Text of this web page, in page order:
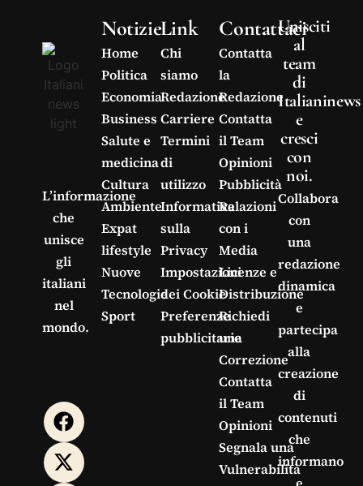
L’informazione
che
unisce
gli
italiani
nel
mondo.
Notizie
Home
Politica
Economia
Business
Salute e
medicina
Cultura
Ambiente
Expat
lifestyle
Nuove
Tecnologie
Sport
Link
Chi
siamo
Redazione
Carriere
Termini
di
utilizzo
Informativa
sulla
Privacy
Impostazioni
dei Cookie
Preferenze
pubblicitarie
Contattaci
Contatta
la
Redazione
Contatta
il Team
Opinioni
Pubblicità
Relazioni
con i
Media
Licenze e
Distribuzione
Richiedi
una
Correzione
Contatta
il Team
Opinioni
Segnala una
Vulnerabilità
Unisciti
al
team
di
Italianinews
e
cresci
con
noi.
Collabora
con
una
redazione
dinamica
e
partecipa
alla
creazione
di
contenuti
che
informano